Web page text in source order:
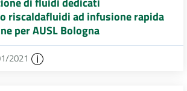
riscaldafluidi ad infusione rapida
per AUSL Bologna
2021